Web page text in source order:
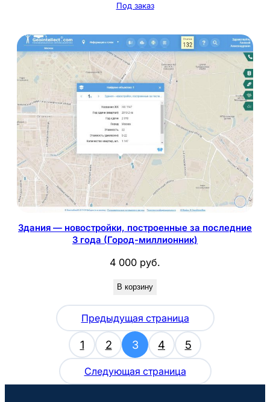
Под заказ
Здания — новостройки, построенные за последние
3 года (Город-миллионник)
4 000 руб.
В корзину
Предыдущая страница
1 2 3 4 5
Следующая страница